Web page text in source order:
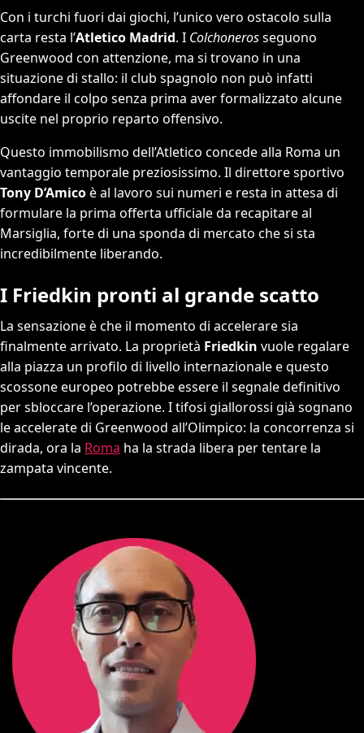
Con i turchi fuori dai giochi, l’unico vero ostacolo sulla
carta resta l’Atletico Madrid. I Colchonerosseguono
Greenwood con attenzione, ma si trovano in una
situazione di stallo: il club spagnolo non può infatti
affondare il colpo senza prima aver formalizzato alcune
uscite nel proprio reparto offensivo.
Questo immobilismo dell’Atletico concede alla Roma un
vantaggio temporale preziosissimo. Il direttore sportivo
Tony D’Amicoè al lavoro sui numeri e resta in attesa di
formulare la prima offerta ufficiale da recapitare al
Marsiglia, forte di una sponda di mercato che si sta
incredibilmente liberando.
I Friedkin pronti al grande scatto
La sensazione è che il momento di accelerare sia
finalmente arrivato. La proprietà Friedkin vuole regalare
alla piazza un profilo di livello internazionale e questo
scossone europeo potrebbe essere il segnale definitivo
per sbloccare l’operazione. I tifosi giallorossi già sognano
le accelerate di Greenwood all’Olimpico: la concorrenza si
dirada, ora la Roma ha la strada libera per tentare la
zampata vincente.